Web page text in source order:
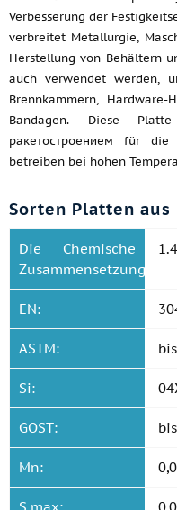
Verbesserung der
verbreitet Metallurgie,
Herstellung von Behältern
auch verwendet werden,
Brennkammern,
Bandagen. Diese Platte
ракетостроением für
betreiben bei hohen
Sorten Platten aus
Die Chemische
Zusammensetzung.:
EN:
ASTM:
Si:
GOST:
Mn: